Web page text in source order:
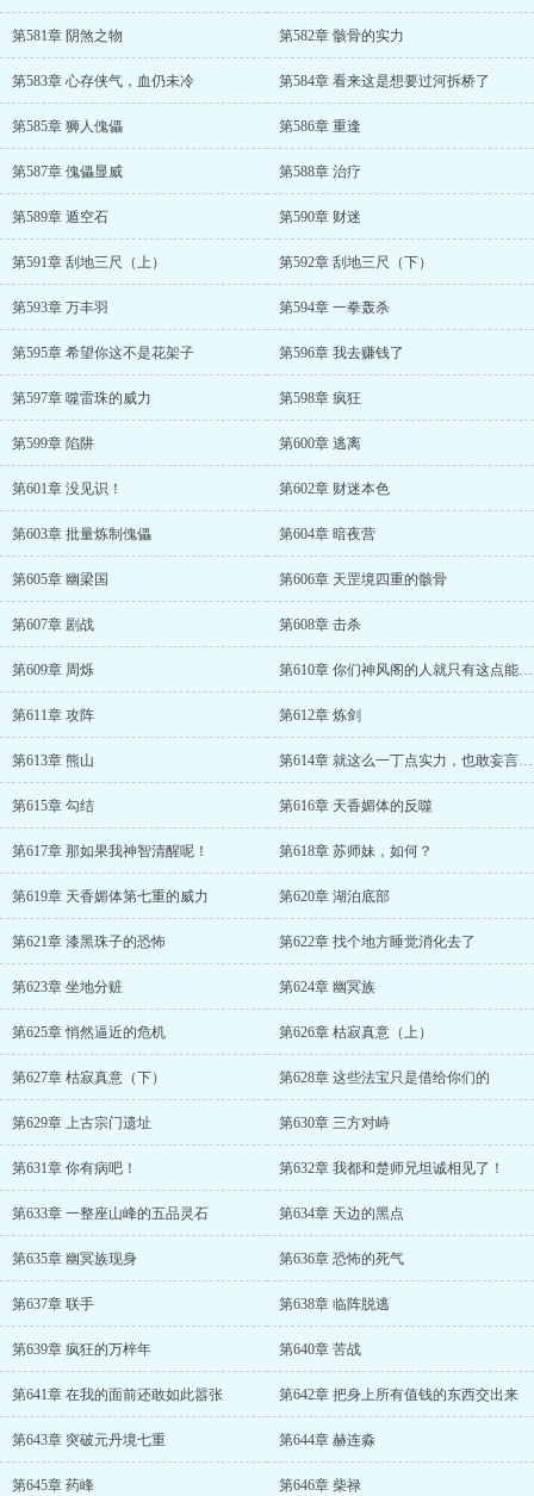
第581章 阴煞之物 第582章 骸骨的实力
第583章 心存侠气，血仍未冷 第584章 看来这是想要过河拆桥了
第585章 狮人傀儡 第586章 重逢
第587章 傀儡显威 第588章 治疗
第589章 遁空石 第590章 财迷
第591章 刮地三尺（上） 第592章 刮地三尺（下）
第593章 万丰羽 第594章 一拳轰杀
第595章 希望你这不是花架子 第596章 我去赚钱了
第597章 噬雷珠的威力 第598章 疯狂
第599章 陷阱 第600章 逃离
第601章 没见识！ 第602章 财迷本色
第603章 批量炼制傀儡 第604章 暗夜营
第605章 幽梁国 第606章 天罡境四重的骸骨
第607章 剧战 第608章 击杀
第609章 周烁 第610章 你们神风阁的人就只有这点能耐？
第611章 攻阵 第612章 炼剑
第613章 熊山 第614章 就这么一丁点实力，也敢妄言杀我
第615章 勾结 第616章 天香媚体的反噬
第617章 那如果我神智清醒呢！ 第618章 苏师妹，如何？
第619章 天香媚体第七重的威力 第620章 湖泊底部
第621章 漆黑珠子的恐怖 第622章 找个地方睡觉消化去了
第623章 坐地分赃 第624章 幽冥族
第625章 悄然逼近的危机 第626章 枯寂真意（上）
第627章 枯寂真意（下） 第628章 这些法宝只是借给你们的
第629章 上古宗门遗址 第630章 三方对峙
第631章 你有病吧！ 第632章 我都和楚师兄坦诚相见了！
第633章 一整座山峰的五品灵石 第634章 天边的黑点
第635章 幽冥族现身 第636章 恐怖的死气
第637章 联手 第638章 临阵脱逃
第639章 疯狂的万梓年 第640章 苦战
第641章 在我的面前还敢如此嚣张 第642章 把身上所有值钱的东西交出来
第643章 突破元丹境七重 第644章 赫连淼
第645章 药峰 第646章 柴禄